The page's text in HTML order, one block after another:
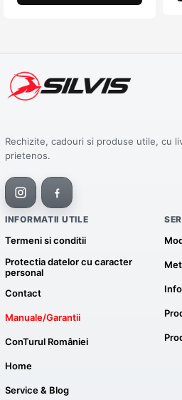
Rechizite, cadouri si produse utile, cu
prietenos.
INFORMATII UTILE
Termeni si conditii
Protectia datelor cu caracter
personal
Contact
Manuale/Garantii
ConTurul României
Home
Service & Blog